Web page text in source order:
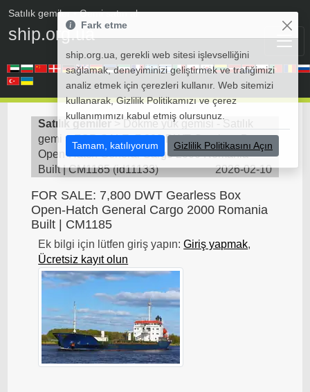
Satılık gemiler• Gemi satın al
ship.org.ua
Satılık gemiler
Dökme yük gemisi - Satılık
gemi >FOR SALE: 7,800 DWT Gearless Box
Open-Hatch General Cargo 2000 Romania
Built | CM1185(id11133) 2026-02-10
FOR SALE: 7,800 DWT Gearless Box
Open-Hatch General Cargo 2000 Romania
Built | CM1185
Ek bilgi için lütfen giriş yapın:Giriş yapmak,
Ücretsiz kayıt olun
Fark etme
ship.org.ua, gerekli web sitesi işlevselliğini
sağlamak, deneyiminizi geliştirmek ve trafiğimizi
analiz etmek için çerezleri kullanır. Web sitemizi
kullanarak, Gizlilik Politikamızı ve çerez
kullanımımızı kabul etmiş olursunuz.
Tamam, katılıyorum Gizlilik Politikasını Açın